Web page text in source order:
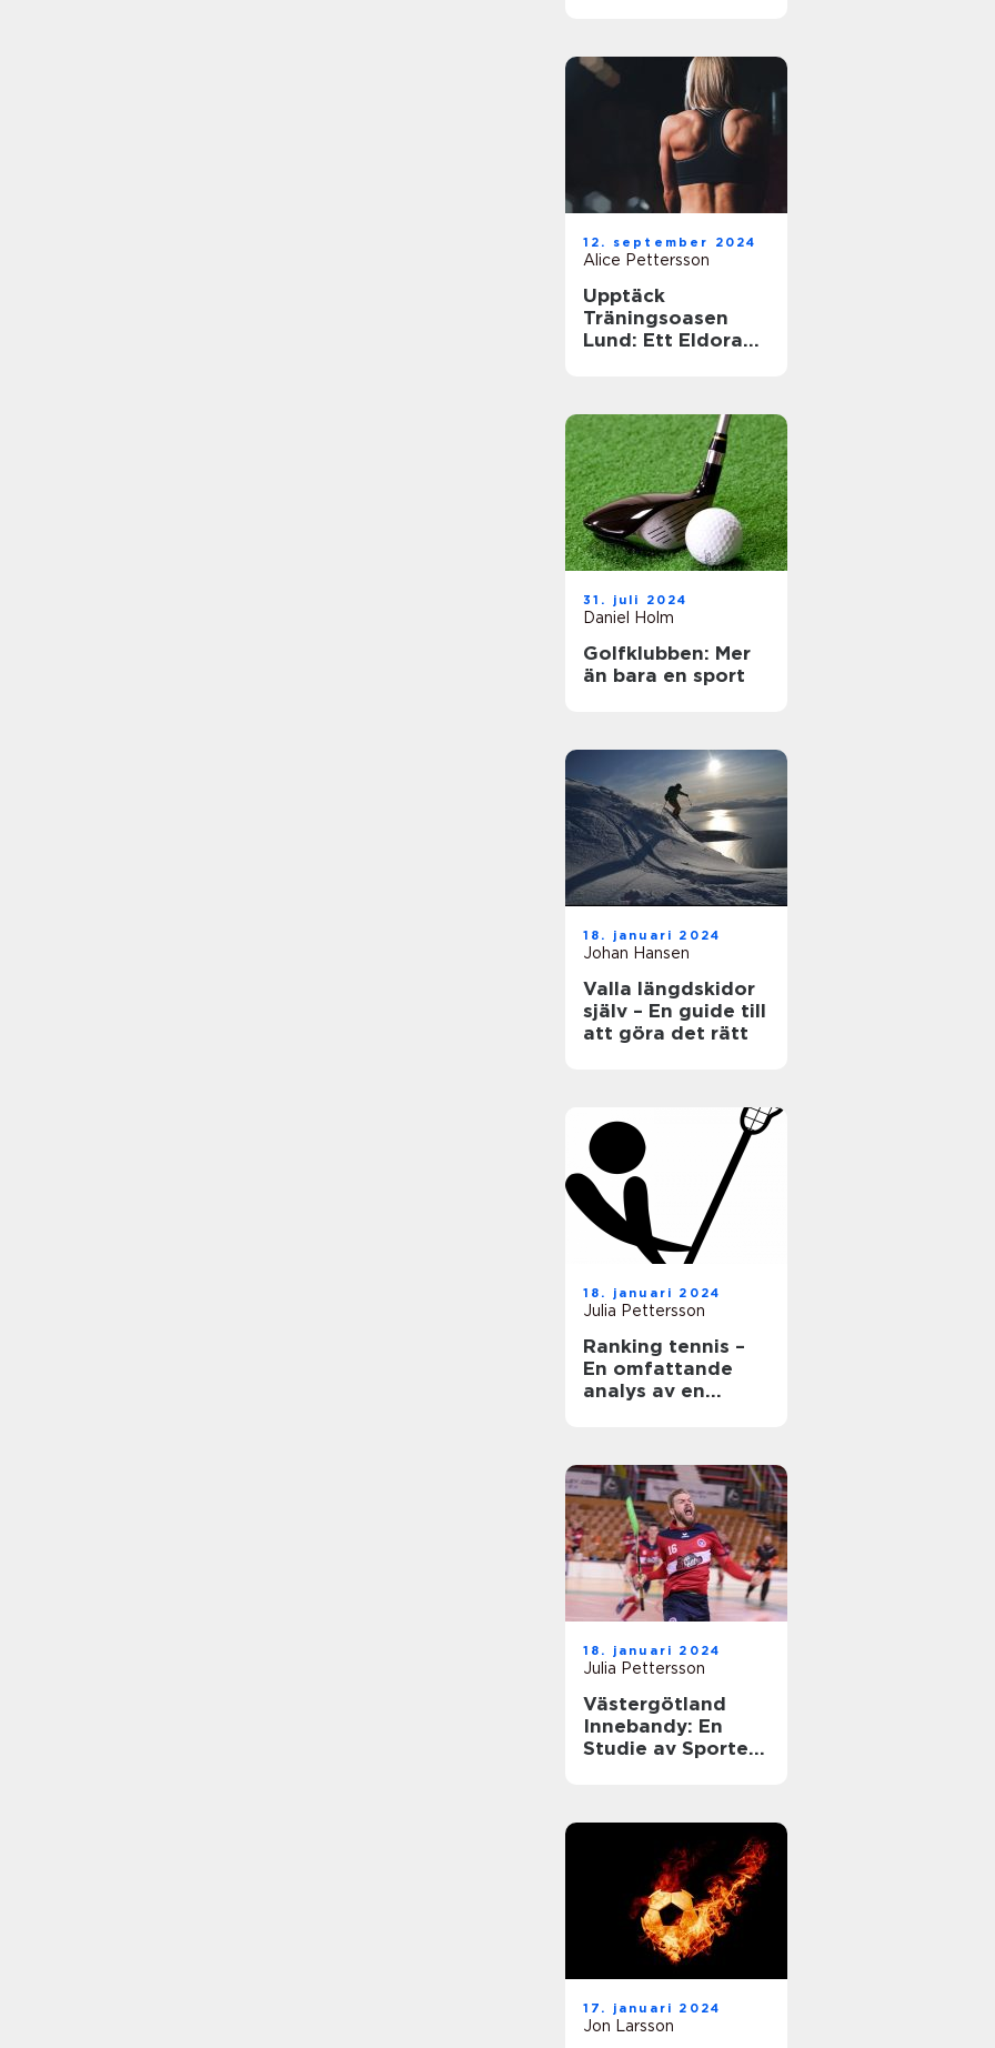
12. september 2024
Alice Pettersson
Upptäck
Träningsoasen
Lund: Ett Eldorado
31. juli 2024
Daniel Holm
Golfklubben: Mer
än bara en sport
18. januari 2024
Johan Hansen
Valla längdskidor
själv – En guide till
att göra det rätt
18. januari 2024
Julia Pettersson
Ranking tennis –
En omfattande
analys av en
18. januari 2024
Julia Pettersson
Västergötland
Innebandy: En
Studie av Sporten
17. januari 2024
Jon Larsson